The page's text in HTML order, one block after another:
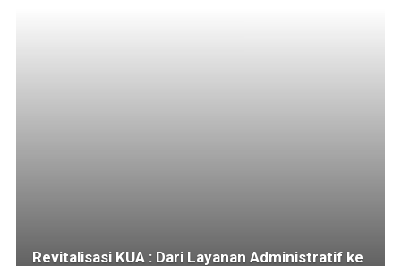
Revitalisasi KUA : Dari Layanan Administratif ke